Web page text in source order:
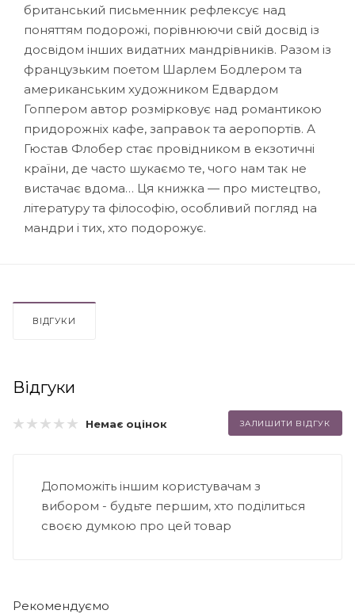
британський письменник рефлексує над
поняттям подорожі, порівнюючи свій досвід із
досвідом інших видатних мандрівників. Разом із
французьким поетом Шарлем Бодлером та
американським художником Едвардом
Гоппером автор розмірковує над романтикою
придорожніх кафе, заправок та аеропортів. А
Гюстав Флобер стає провідником в екзотичні
країни, де часто шукаємо те, чого нам так не
вистачає вдома… Ця книжка — про мистецтво,
літературу та філософію, особливий погляд на
мандри і тих, хто подорожує.
ВІДГУКИ
Відгуки
Немає оцінок ЗАЛИШИТИ ВІДГУК
Допоможіть іншим користувачам з
вибором - будьте першим, хто поділиться
своєю думкою про цей товар
Рекомендуємо